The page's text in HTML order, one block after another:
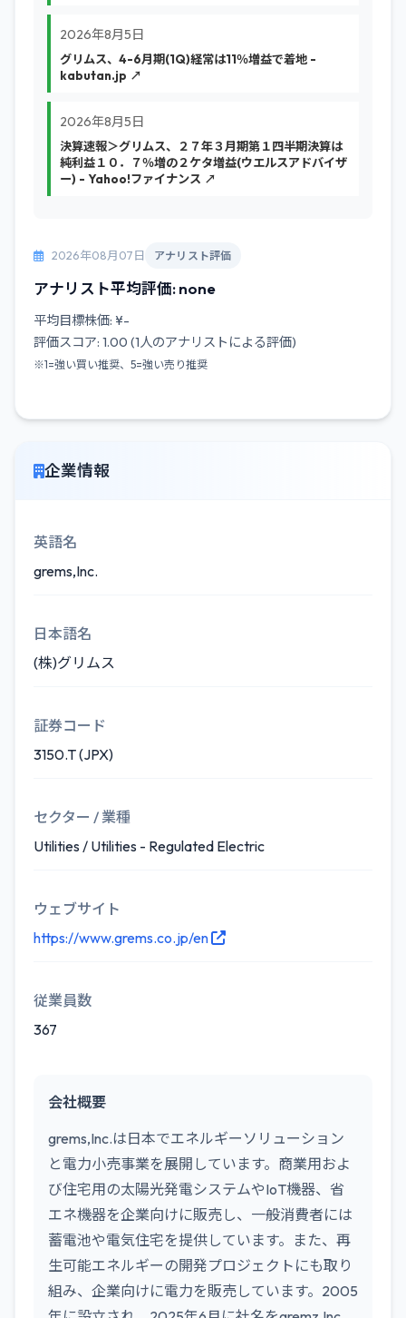
2026年8月5日
グリムス、4-6月期(1Q)経常は11％増益で着地 -
kabutan.jp ↗
2026年8月5日
決算速報＞グリムス、２７年３月期第１四半期決算は
純利益１０．７％増の２ケタ増益(ウエルスアドバイザ
ー) - Yahoo!ファイナンス ↗
2026年08月07日 アナリスト評価
アナリスト平均評価: none
平均目標株価: ¥-
評価スコア: 1.00 (1人のアナリストによる評価)
※1=強い買い推奨、5=強い売り推奨
企業情報
英語名
grems,Inc.
日本語名
(株)グリムス
証券コード
3150.T (JPX)
セクター / 業種
Utilities / Utilities - Regulated Electric
ウェブサイト
https://www.grems.co.jp/en
従業員数
367
会社概要
grems,Inc.は日本でエネルギーソリューション
と電力小売事業を展開しています。商業用およ
び住宅用の太陽光発電システムやIoT機器、省
エネ機器を企業向けに販売し、一般消費者には
蓄電池や電気住宅を提供しています。また、再
生可能エネルギーの開発プロジェクトにも取り
組み、企業向けに電力を販売しています。2005